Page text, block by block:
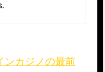
ンカジノの最前